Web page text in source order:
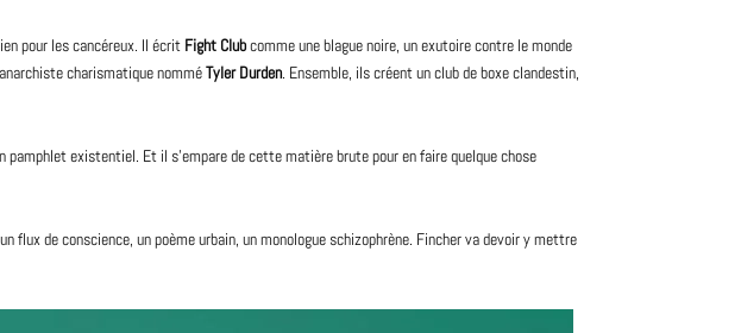
pour les cancéreux. Il écrit Fight Clubcomme une blague noire, un exutoire contre le monde
charismatique nomméTyler Durden. Ensemble, ils créent un club de boxe clandestin,
existentiel. Et il s’empare de cette matière brute pour en faire quelque chose
flux de conscience, un poème urbain, un monologue schizophrène. Fincher va devoir y mettre